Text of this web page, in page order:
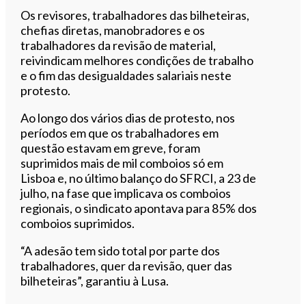
Os revisores, trabalhadores das bilheteiras,
chefias diretas, manobradores e os
trabalhadores da revisão de material,
reivindicam melhores condições de trabalho
e o fim das desigualdades salariais neste
protesto.
Ao longo dos vários dias de protesto, nos
períodos em que os trabalhadores em
questão estavam em greve, foram
suprimidos mais de mil comboios só em
Lisboa e, no último balanço do SFRCI, a 23 de
julho, na fase que implicava os comboios
regionais, o sindicato apontava para 85% dos
comboios suprimidos.
“A adesão tem sido total por parte dos
trabalhadores, quer da revisão, quer das
bilheteiras”, garantiu à Lusa.